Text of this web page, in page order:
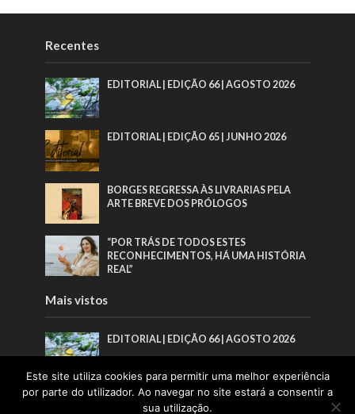
Recentes
EDITORIAL | EDIÇÃO 66 | AGOSTO 2026
EDITORIAL | EDIÇÃO 65 | JUNHO 2026
BORGES REGRESSA ÀS LIVRARIAS PELA
ARTE BREVE DOS PRÓLOGOS
“POR TRÁS DE TODOS ESTES
RECONHECIMENTOS, HÁ UMA HISTÓRIA
REAL”
Mais vistos
EDITORIAL | EDIÇÃO 66 | AGOSTO 2026
EDITORIAL | EDIÇÃO 65 | JUNHO 2026
Este site utiliza cookies para permitir uma melhor experiência
por parte do utilizador. Ao navegar no site estará a consentir a
sua utilização.